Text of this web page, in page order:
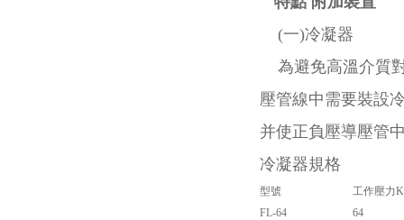
(一)冷凝器
為避免高溫介質
壓管線中需要裝設
并使正負壓導壓管
冷凝器規格
型號
工作壓力
FL-64
64